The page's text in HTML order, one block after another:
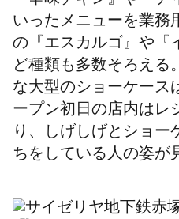
いったメニューを業務
の『エスカルゴ』や『
ど種類も多数そろえる
な大型のショーケース
ープン初日の店内はレ
り、しげしげとショー
ちをしている人の姿が